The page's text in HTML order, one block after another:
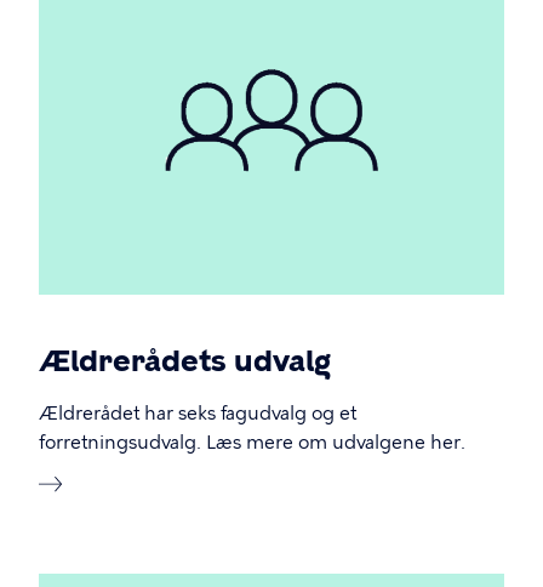
Ældrerådets udvalg
Ældrerådet har seks fagudvalg og et
forretningsudvalg. Læs mere om udvalgene her.